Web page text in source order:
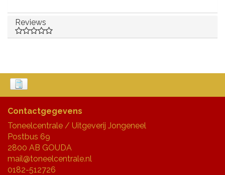
Reviews
Contactgegevens
Toneelcentrale / Uitgeverij Jongeneel
Postbus 69
2800 AB GOUDA
mail@toneelcentrale.nl
0182-512726